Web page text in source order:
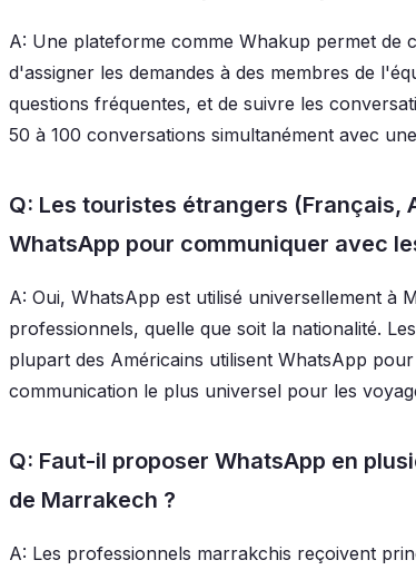
A: Une plateforme comme Whakup permet de
d'assigner les demandes à des membres de
questions fréquentes, et de suivre les
50 à 100 conversations simultanément avec
Q: Les touristes étrangers
WhatsApp pour communiquer avec
A: Oui, WhatsApp est utilisé universellement à
professionnels, quelle que soit la nationalité.
plupart des Américains utilisent WhatsApp
communication le plus universel pour les
Q: Faut-il proposer WhatsApp en
de Marrakech ?
A: Les professionnels marrakchis reçoivent